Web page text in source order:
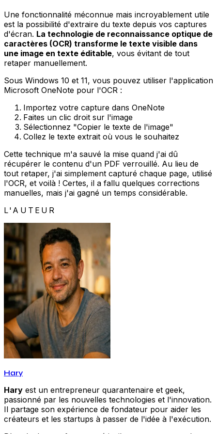
Une fonctionnalité méconnue mais incroyablement utile
est la possibilité d'extraire du texte depuis vos captures
d'écran. La technologie de reconnaissance optique de
caractères (OCR) transforme le texte visible dans
une image en texte éditable, vous évitant de tout
retaper manuellement.
Sous Windows 10 et 11, vous pouvez utiliser l'application
Microsoft OneNote pour l'OCR :
Importez votre capture dans OneNote
Faites un clic droit sur l'image
Sélectionnez "Copier le texte de l'image"
Collez le texte extrait où vous le souhaitez
Cette technique m'a sauvé la mise quand j'ai dû
récupérer le contenu d'un PDF verrouillé. Au lieu de
tout retaper, j'ai simplement capturé chaque page, utilisé
l'OCR, et voilà ! Certes, il a fallu quelques corrections
manuelles, mais j'ai gagné un temps considérable.
L'AUTEUR
Hary
Hary est un entrepreneur quarantenaire et geek,
passionné par les nouvelles technologies et l'innovation.
Il partage son expérience de fondateur pour aider les
créateurs et les startups à passer de l'idée à l'exécution.